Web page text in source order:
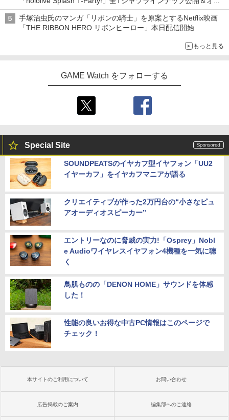
ライン販売開始
手塚治虫氏のマンガ「リボンの騎士」を原案とするNetflix映画
「THE RIBBON HERO リボンヒーロー」本日配信開始
もっと見る
GAME Watch をフォローする
Special Site
SOUNDPEATSのイヤカフ型イヤフォン「UU2
イヤーカフ」をイヤカフマニアが語る
クリエイティブが作った2万円台の“小さなピュ
アオーディオスピーカー”
エントリーなのに脅威の実力!「Osprey」Nobl
e Audioワイヤレスイヤフォン4機種を一気に聴
く
鳥肌ものの「DENON HOME」サウンドを体感
した！
性能の良いお得な中古PC情報はこのページで
チェック！
本サイトのご利用について お問い合わせ
広告掲載のご案内 編集部へのご連絡